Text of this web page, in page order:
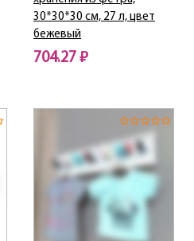
30*30*30 см, 27 л, цвет
бежевый
704.27 ₽